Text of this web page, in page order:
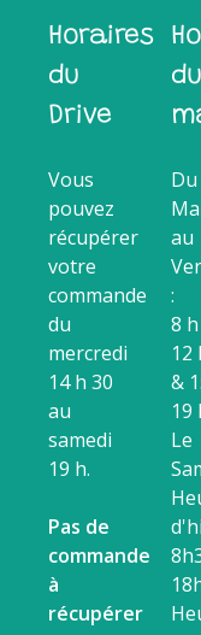
Horaires
du
Drive
Vous
pouvez
récupérer
votre
commande
du
mercredi
14 h 30
au
samedi
19 h.
Pas de
commande
à
récupérer
du
Du
au
:
8
12
&
19
Le